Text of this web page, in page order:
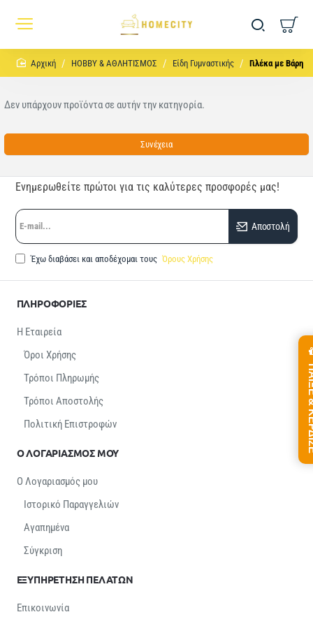
homeHOBBY & ΑΘΛΗΤΙΣΜΟΣ Είδη Γυμναστικής Γιλέκα με Βάρη
Δεν υπάρχουν προϊόντα σε αυτήν την κατηγορία.
Συνέχεια
Ενημερωθείτε πρώτοι για τις καλύτερες προσφορές μας!
E-
mail...
Αποστολή
Έχω διαβάσει και αποδέχομαι τους Όρους Χρήσης
ΠΛΗΡΟΦΟΡΙΕΣ
Η Εταιρεία
Όροι Χρήσης
Τρόποι Πληρωμής
Τρόποι Αποστολής
Πολιτική Επιστροφών
Ο ΛΟΓΑΡΙΑΣΜΟΣ ΜΟΥ
Ο Λογαριασμός μου
Ιστορικό Παραγγελιών
Αγαπημένα
Σύγκριση
ΕΞΥΠΗΡΕΤΗΣΗ ΠΕΛΑΤΩΝ
Επικοινωνία